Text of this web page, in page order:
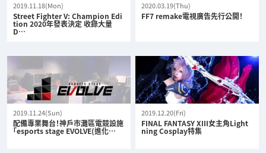
2019.11.18(Mon)
Street Fighter V: Champion Edi
tion 2020年發表決定 收錄大量
D…
2020.03.19(Thu)
FF7 remake電視廣告先行公開！
2019.11.24(Sun)
配備專業舞台！神戶市灘區電競設施
「esports stage EVOLVE(進化…
2019.12.20(Fri)
FINAL FANTASY XIII女主角Light
ning Cosplay特集